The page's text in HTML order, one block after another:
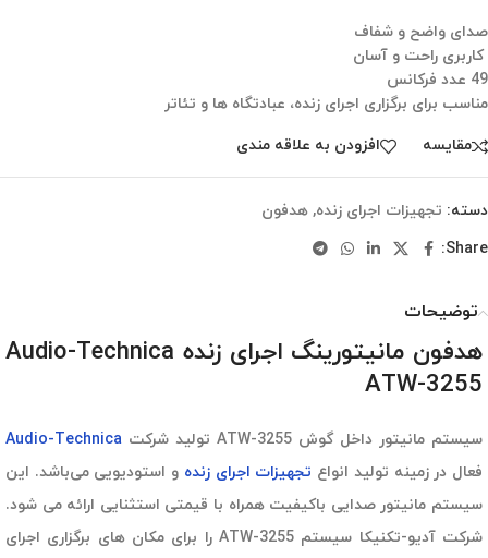
صدای واضح و شفاف
کاربری راحت و آسان
49 عدد فرکانس
مناسب برای برگزاری اجرای زنده، عبادتگاه ها و تئاتر
مقایسه افزودن به علاقه مندی
دسته: تجهیزات اجرای زنده, هدفون
Share:
توضیحات
هدفون مانیتورینگ اجرای زنده Audio-Technica
ATW-3255
سیستم مانیتور داخل گوش ATW-3255 تولید شرکت
Audio-Technica
فعال در زمینه تولید انواع تجهیزات اجرای زنده و استودیویی می‌باشد. این
سیستم مانیتور صدایی باکیفیت همراه با قیمتی استثنایی ارائه می شود.
شرکت آدیو-تکنیکا سیستم ATW-3255 را برای مکان های برگزاری اجرای